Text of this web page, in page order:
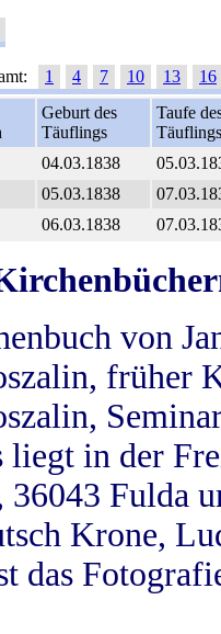
1 4 7 10 13
16
Geburt des
Täuflings
Taufe
Täuflings
04.03.1838
05.03.1838
06.03.1838
von
früher
liegt in der
36043 Fulda
Krone,
das